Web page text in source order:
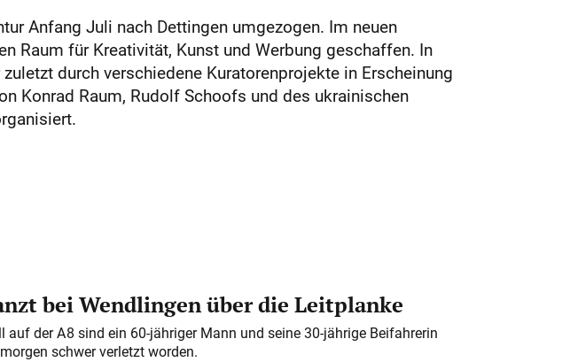
Anfang Juli nach Dettingen umgezogen. Im neuen
Raum für Kreativität, Kunst und Werbung geschaffen. In
durch verschiedene Kuratorenprojekte in Erscheinung
Konrad Raum, Rudolf Schoofs und des ukrainischen
bei Wendlingen über die Leitplanke
auf der A 8 sind ein 60-jähriger Mann und seine 30-jährige Beifahrerin
schwer verletzt worden.